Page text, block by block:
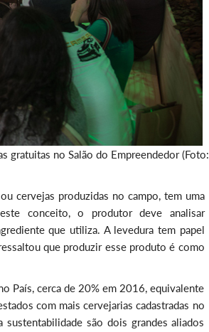
gratuitas no Salão do Empreendedor (Foto:
cervejas produzidas no campo, tem uma
conceito, o produtor deve analisar
que utiliza. A levedura tem papel
que produzir esse produto é como
País, cerca de 20% em 2016, equivalente
com mais cervejarias cadastradas no
são dois grandes aliados